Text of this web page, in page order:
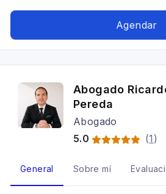
Agendar
Abogado
Pereda
Abogado
5.0
(1 )
General Sobre mí